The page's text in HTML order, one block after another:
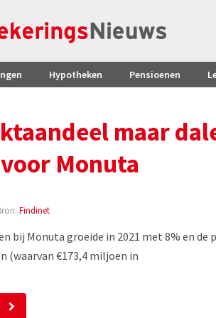
Hypotheken Pensioenen
maar
Monuta
Findinet
bij Monuta groeide in 2021 met 8% en
(waarvan €173,4 miljoen in